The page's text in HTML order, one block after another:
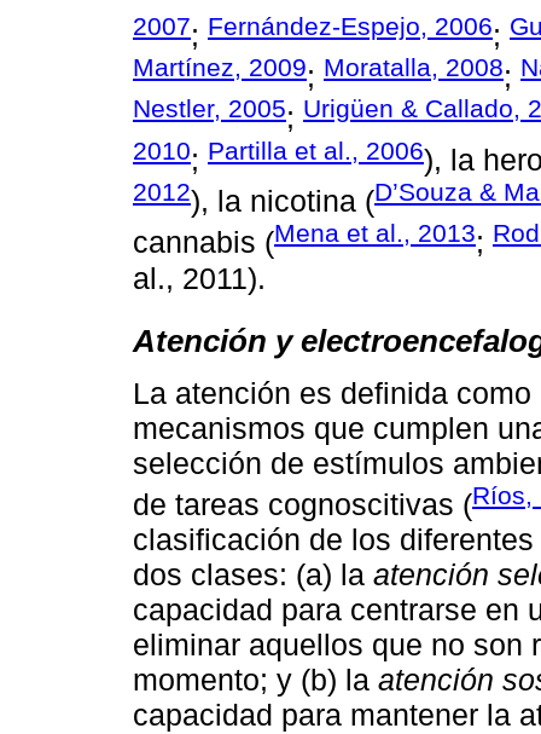
2007; Fernández-Espejo, 2006;
Martínez, 2009; Moratalla, 2008;
Nestler, 2005; Urigüen & Callado,
2010; Partilla et al., 2006), la
2012), la nicotina (D’Souza &
cannabis (Mena et al., 2013;
al., 2011).
Atención y
La atención es definida
mecanismos que cumplen
selección de estímulos
de tareas cognoscitivas (Ríos,
clasificación de los
dos clases: (a) la atención
capacidad para centrarse en
eliminar aquellos que no son
momento; y (b) la atención
capacidad para mantener la